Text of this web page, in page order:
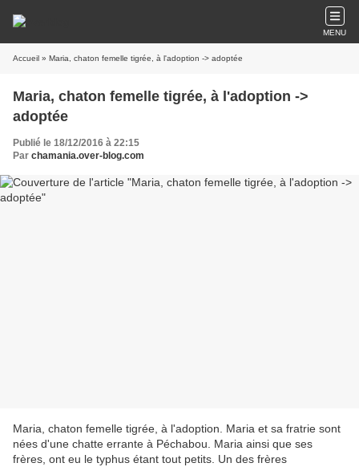
MENU
Accueil » Maria, chaton femelle tigrée, à l'adoption -> adoptée
Maria, chaton femelle tigrée, à l'adoption ->
adoptée
Publié le 18/12/2016 à 22:15
Par chamania.over-blog.com
Maria, chaton femelle tigrée, à l'adoption. Maria et sa fratrie sont
nées d'une chatte errante à Péchabou. Maria ainsi que ses
frères, ont eu le typhus étant tout petits. Un des frères